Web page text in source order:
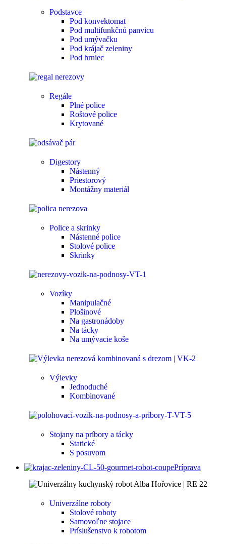
Podstavce
Pod konvektomat
Pod multifunkčnú panvicu
Pod umývačku
Pod krájač zeleniny
Pod hrniec
Regále
Plné police
Roštové police
Krytované
Digestory
Nástenný
Priestorový
Montážny materiál
Police a skrinky
Nástenné police
Stolové police
Skrinky
Vozíky
Manipulačné
Plošinové
Na gastronádoby
Na tácky
Na umývacie koše
Výlevky
Jednoduché
Kombinované
Stojany na príbory a tácky
Statické
S posuvom
Príprava
Univerzálne roboty
Stolové roboty
Samovoľne stojace
Príslušenstvo k robotom